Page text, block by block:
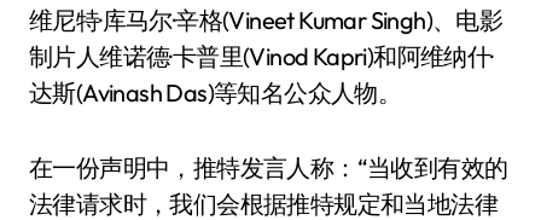
维尼特·库马尔·辛格(Vineet Kumar Singh)、电影
制片人维诺德·卡普里(Vinod Kapri)和阿维纳什·
达斯(Avinash Das)等知名公众人物。
在一份声明中，推特发言人称：“当收到有效的
法律请求时，我们会根据推特规定和当地法律